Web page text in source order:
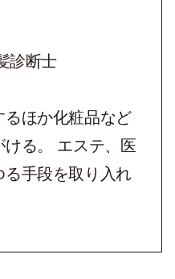
診断士
るほか化粧品など
る。 エステ、医
手段を取り入れ